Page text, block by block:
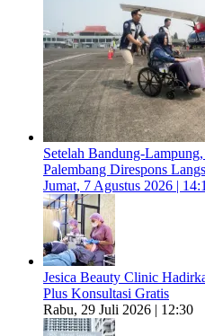
Setelah Bandung-
Palembang Direspons
Jumat, 7 Agustus 2026 |
Jesica Beauty Clinic
Plus Konsultasi Gratis
Rabu, 29 Juli 2026 | 12:30